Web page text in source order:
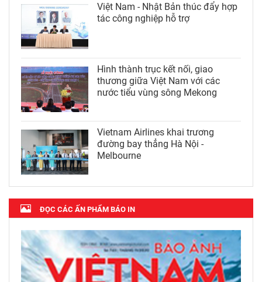
Việt Nam - Nhật Bản thúc đẩy hợp
tác công nghiệp hỗ trợ
Hình thành trục kết nối, giao
thương giữa Việt Nam với các
nước tiểu vùng sông Mekong
Vietnam Airlines khai trương
đường bay thẳng Hà Nội -
Melbourne
ĐỌC CÁC ẤN PHẨM BÁO IN